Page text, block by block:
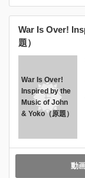
War Is Over!
題）
War Is Over!
Inspired by the
Music of John
& Yoko（原題）
動